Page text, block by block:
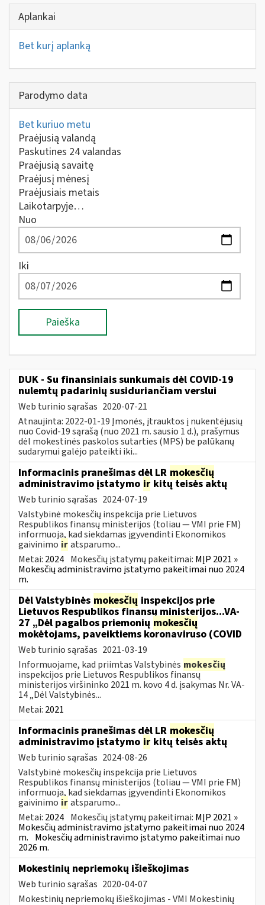
Aplankai
Bet kurį aplanką
Parodymo data
Bet kuriuo metu
Praėjusią valandą
Paskutines 24 valandas
Praėjusią savaitę
Praėjusį mėnesį
Praėjusiais metais
Laikotarpyje…
Nuo
Iki
Paieška
DUK - Su finansiniais sunkumais dėl COVID-19
nulemtų padarinių susiduriančiam verslui
Web turinio sąrašas 2020-07-21
Atnaujinta: 2022-01-19 Įmonės, įtrauktos į nukentėjusių
nuo Covid-19 sąrašą (nuo 2021 m. sausio 1 d.), prašymus
dėl mokestinės paskolos sutarties (MPS) be palūkanų
sudarymui galėjo pateikti iki...
Informacinis pranešimas dėl LR mokesčių
administravimo įstatymo ir kitų teisės aktų
Web turinio sąrašas 2024-07-19
Valstybinė mokesčių inspekcija prie Lietuvos
Respublikos finansų ministerijos (toliau — VMI prie FM)
informuoja, kad siekdamas įgyvendinti Ekonomikos
gaivinimo iratsparumo...
Metai: 2024 Mokesčių įstatymų pakeitimai: MĮP 2021 »
Mokesčių administravimo įstatymo pakeitimai nuo 2024
m.
Dėl Valstybinės mokesčių inspekcijos prie
Lietuvos Respublikos finansų ministerijos...VA-
27 „Dėl pagalbos priemonių mokesčių
mokėtojams, paveiktiems koronaviruso (COVID
Web turinio sąrašas 2021-03-19
Informuojame, kad priimtas Valstybinės mokesčių
inspekcijos prie Lietuvos Respublikos finansų
ministerijos viršininko 2021 m. kovo 4 d. įsakymas Nr. VA-
14 „Dėl Valstybinės...
Metai: 2021
Informacinis pranešimas dėl LR mokesčių
administravimo įstatymo ir kitų teisės aktų
Web turinio sąrašas 2024-08-26
Valstybinė mokesčių inspekcija prie Lietuvos
Respublikos finansų ministerijos (toliau — VMI prie FM)
informuoja, kad siekdamas įgyvendinti Ekonomikos
gaivinimo iratsparumo...
Metai: 2024 Mokesčių įstatymų pakeitimai: MĮP 2021 »
Mokesčių administravimo įstatymo pakeitimai nuo 2024
m. Mokesčių administravimo įstatymo pakeitimai nuo
2026 m.
Mokestinių nepriemokų išieškojimas
Web turinio sąrašas 2020-04-07
Mokestinių nepriemokų išieškojimas - VMI Mokestinių